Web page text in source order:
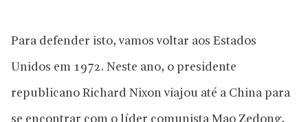
Para defender isto, vamos voltar aos Estados
Unidos em 1972. Neste ano, o presidente
republicano Richard Nixon viajou até a China para